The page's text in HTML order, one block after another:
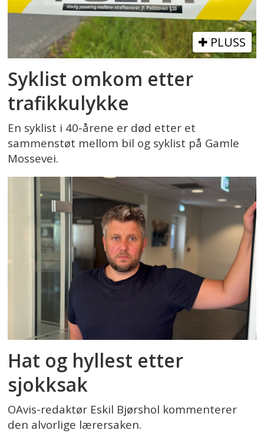
PLUSS
Syklist omkom etter
trafikkulykke
En syklist i 40-årene er død etter et
sammenstøt mellom bil og syklist på Gamle
Mossevei.
Hat og hyllest etter
sjokksak
OAvis-redaktør Eskil Bjørshol kommenterer
den alvorlige lærersaken.